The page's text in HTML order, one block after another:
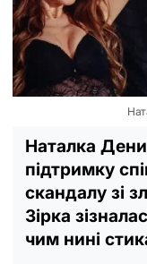
Наталка
підтримку
скандалу зі
Зірка
чим нині